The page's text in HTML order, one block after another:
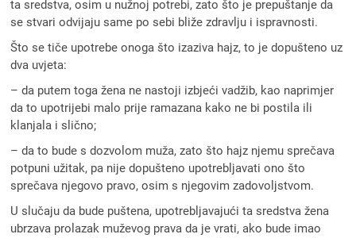
ta sredstva, osim u nužnoj potrebi, zato što je prepuštanje da
se stvari odvijaju same po sebi bliže zdravlju i ispravnosti.
Što se tiče upotrebe onoga što izaziva hajz, to je dopušteno uz
dva uvjeta:
– da putem toga žena ne nastoji izbjeći vadžib, kao naprimjer
da to upotrijebi malo prije ramazana kako ne bi postila ili
klanjala i slično;
– da to bude s dozvolom muža, zato što hajz njemu sprečava
potpuni užitak, pa nije dopušteno upotrebljavati ono što
sprečava njegovo pravo, osim s njegovim zadovoljstvom.
U slučaju da bude puštena, upotrebljavajući ta sredstva žena
ubrzava prolazak muževog prava da je vrati, ako bude imao